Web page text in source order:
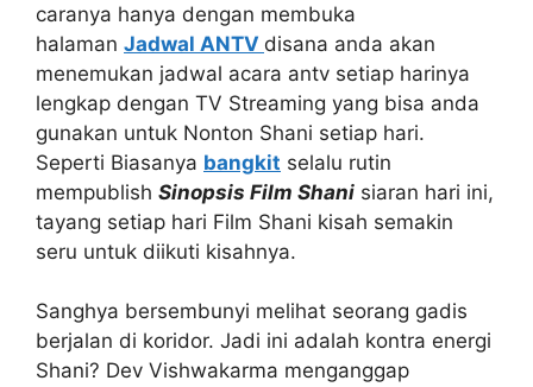
caranya hanya dengan membuka
halaman Jadwal ANTV disana anda akan
menemukan jadwal acara antv setiap harinya
lengkap dengan TV Streaming yang bisa anda
gunakan untuk Nonton Shani setiap hari.
Seperti Biasanya bangkit selalu rutin
mempublish Sinopsis Film Shani siaran hari ini,
tayang setiap hari Film Shani kisah semakin
seru untuk diikuti kisahnya.
Sanghya bersembunyi melihat seorang gadis
berjalan di koridor. Jadi ini adalah kontra energi
Shani? Dev Vishwakarma menganggap